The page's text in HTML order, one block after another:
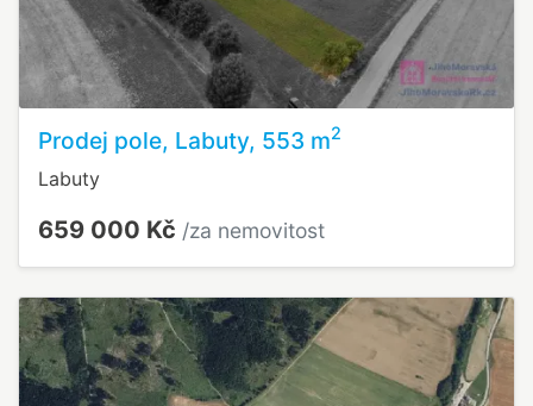
Prodej pole, Labuty, 553 m2
Labuty
659 000 Kč /za nemovitost